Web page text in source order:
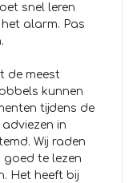
snel leren
alarm. Pas
de meest
kunnen
tijdens de
in
Wij raden
goed te lezen
Het heeft bij